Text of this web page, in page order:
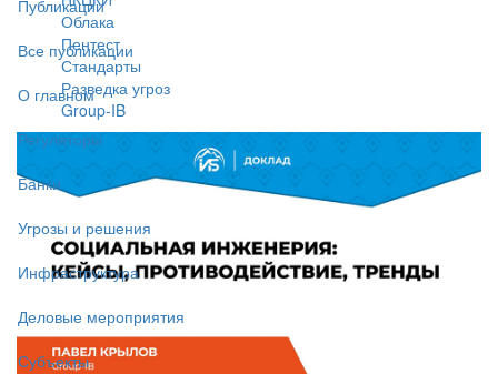
Публикации
Все публикации
О главном
Регуляторы
Банки
Угрозы и решения
Инфраструктура
Деловые мероприятия
Субъекты
Облака
Пентест
Стандарты
Разведка угроз
Group-IB